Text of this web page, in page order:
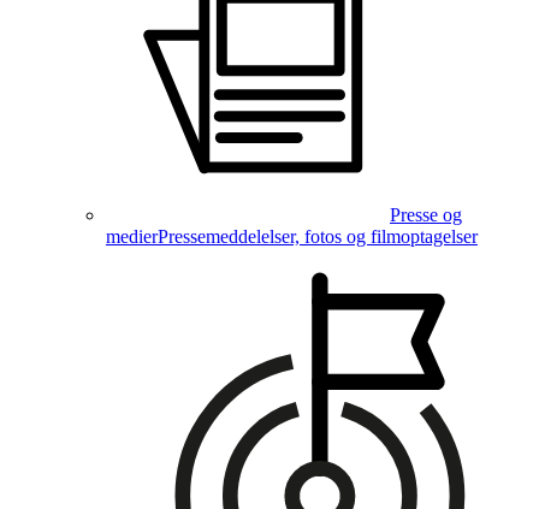
Presse og
medierPressemeddelelser, fotos og filmoptagelser